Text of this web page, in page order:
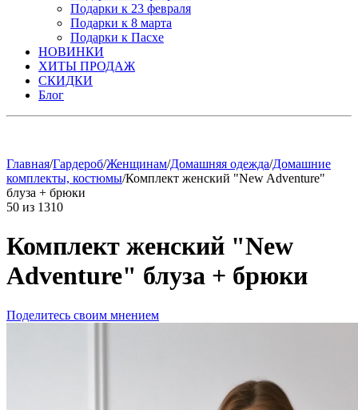
Подарки к 23 февраля
Подарки к 8 марта
Подарки к Пасхе
НОВИНКИ
ХИТЫ ПРОДАЖ
СКИДКИ
Блог
Главная/Гардероб/Женщинам/Домашняя одежда/Домашние
комплекты, костюмы/Комплект женский "New Adventure"
блуза + брюки
50 из 1310
Комплект женский "New
Adventure" блуза + брюки
Поделитесь своим мнением